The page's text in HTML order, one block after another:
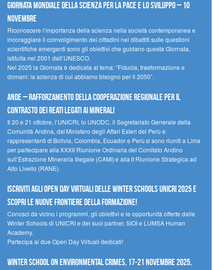
Giornata mondiale della scienza per la pace e lo sviluppo – 10
novembre
Riconoscere l’importanza della scienza nella società contemporanea e
incoraggiare il coinvolgimento dei cittadini nei dibattiti sulle questioni
scientifiche emergenti sono gli obiettivi che guidano questa Giornata,
istituita nel 2001 dall’UNESCO.
Nel 2025 la Giornata è dedicata al tema: “Fiducia, trasformazione e
domani: la scienza di cui abbiamo bisogno per il 2050”.
Ande – Rafforzamento della cooperazione regionale per il
contrasto dei reati legati ai minerali
Il 20 e 21 ottobre, l’UNICRI, lo UNODC, il Segretariato Generale della
Comunità Andina, dal Ministero degli Affari Esteri del Perù e
rappresentanti di Bolivia, Colombia, Ecuador e Perù si sono riuniti a Lima
per partecipare alla XXXII Riunione Ordinaria del Comitato Andino
sull’Estrazione Mineraria Illegale (CAMI) e alla II Riunione Strategica ad
Alto Livello (RANE).
Iscriviti agli Open Day Virtuali delle Winter Schools UNICRI 2025 e
scopri le nuove frontiere della formazione!
Conosci da vicino i programmi, gli obiettivi e le opportunità offerte dalle
Winter Schools di UNICRI e dei suoi partner, SIOI e LUMSA Human
Academy.
Partecipa ai due Open Day Virtuali dedicati!
Winter School on Environmental Crimes, 17-21 novembre 2025,